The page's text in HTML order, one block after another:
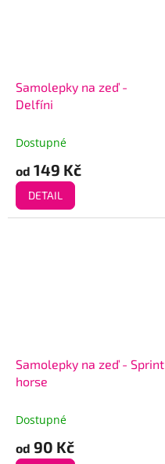
Samolepky na zeď -
Delfíni
Dostupné
od 149 Kč
DETAIL
Samolepky na zeď - Sprint
horse
Dostupné
od 90 Kč